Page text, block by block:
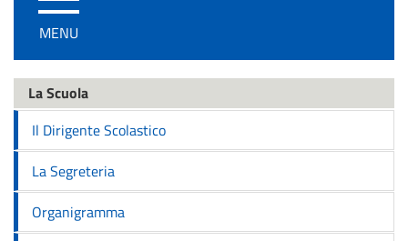
/
disattiva
navigazione
MENU
La Scuola
Il Dirigente Scolastico
La Segreteria
Organigramma